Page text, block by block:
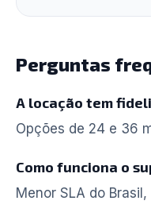
Perguntas
A locação tem
Opções de 24 e 36
Como funciona o
Menor SLA do